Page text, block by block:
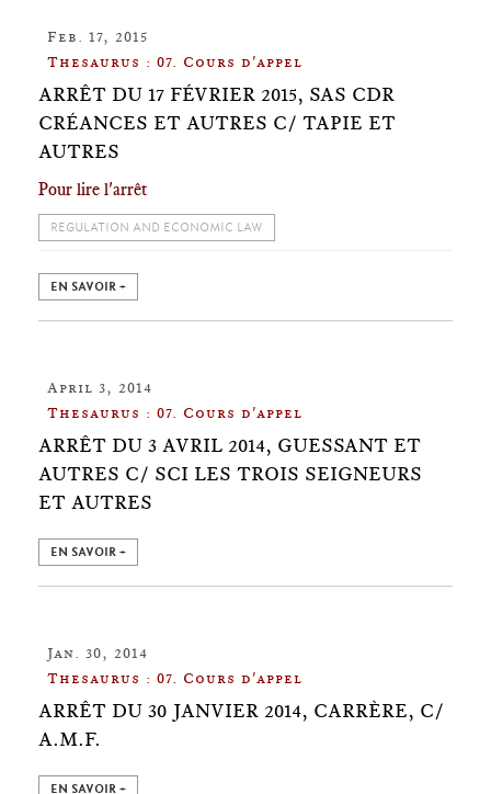
Feb. 17, 2015
Thesaurus : 07. Cours d'appel
ARRÊT DU 17 FÉVRIER 2015, SAS CDR
CRÉANCES ET AUTRES C/ TAPIE ET
AUTRES
Pour lire l'arrêt
REGULATION AND ECONOMIC LAW
EN SAVOIR +
April 3, 2014
Thesaurus : 07. Cours d'appel
ARRÊT DU 3 AVRIL 2014, GUESSANT ET
AUTRES C/ SCI LES TROIS SEIGNEURS
ET AUTRES
EN SAVOIR +
Jan. 30, 2014
Thesaurus : 07. Cours d'appel
ARRÊT DU 30 JANVIER 2014, CARRÈRE, C/
A.M.F.
EN SAVOIR +